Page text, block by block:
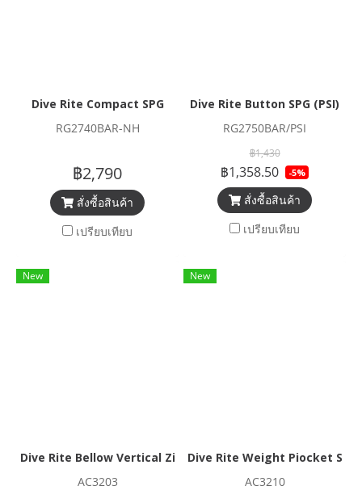
Dive Rite Compact SPG
RG2740BAR-NH
฿2,790
สั่งซื้อสินค้า
เปรียบเทียบ
Dive Rite Button SPG (PSI)
RG2750BAR/PSI
฿1,430
฿1,358.50 -5%
สั่งซื้อสินค้า
เปรียบเทียบ
New
Dive Rite Bellow Vertical Zip Pocket
AC3203
New
Dive Rite Weight Piocket
AC3210